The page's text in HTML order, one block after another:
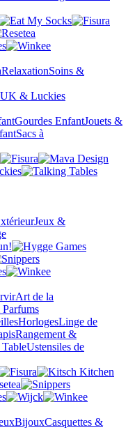
RelaxationSoins &
Gourdes EnfantJouets &
Sacs à
Jeux &
Art de la
HorlogesLinge de
Rangement &
TableUstensiles de
BijouxCasquettes &